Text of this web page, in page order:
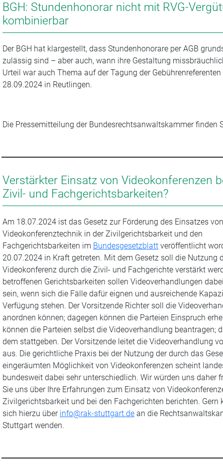
BGH: Stundenhonorar nicht mit RVG-
kombinierbar
Der BGH hat klargestellt, dass Stundenhonorare per AGB
zulässig sind – aber auch, wann ihre Gestaltung
Urteil war auch Thema auf der Tagung der
28.09.2024 in Reutlingen.
Die Pressemitteilung der Bundesrechtsanwaltskammer finden
Verstärkter Einsatz von Videokonferenzen
Zivil- und Fachgerichtsbarkeiten?
Am 18.07.2024 ist das Gesetz zur Förderung des Einsatzes von
Videokonferenztechnik in der Zivilgerichtsbarkeit und den
Fachgerichtsbarkeiten im Bundesgesetzblatt veröffentlicht
20.07.2024 in Kraft getreten. Mit dem Gesetz soll die Nutzung
Videokonferenz durch die Zivil- und Fachgerichte verstärkt
betroffenen Gerichtsbarkeiten sollen Videoverhandlungen
sein, wenn sich die Fälle dafür eignen und ausreichende
Verfügung stehen. Der Vorsitzende Richter soll die
anordnen können; dagegen können die Parteien Einspruch
können die Parteien selbst die Videoverhandlung beantragen;
dem stattgeben. Der Vorsitzende leitet die Videoverhandlung
aus. Die gerichtliche Praxis bei der Nutzung der durch das
eingeräumten Möglichkeit von Videokonferenzen scheint
bundesweit dabei sehr unterschiedlich. Wir würden uns daher
Sie uns über Ihre Erfahrungen zum Einsatz von
Zivilgerichtsbarkeit und bei den Fachgerichten berichten. Gern
sich hierzu über info@rak-stuttgart.de an die
Stuttgart wenden.